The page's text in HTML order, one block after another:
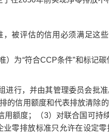
被评估的信用必须满足这
）为“符合CCP条件”和标记
进行，并由其管理委员会批
的信用额度和代表排放清除
额度；（3）对联合国可持
零排放标准只允许在设定